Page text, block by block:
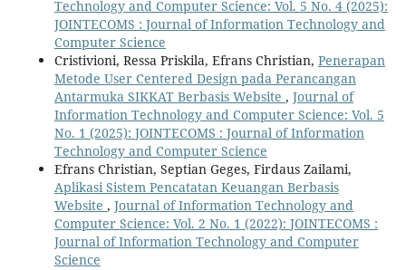
Technology and Computer Science: Vol. 5 No. 4 (2025):
JOINTECOMS : Journal of Information Technology and
Computer Science
Cristivioni, Ressa Priskila, Efrans Christian, Penerapan
Metode User Centered Design pada Perancangan
Antarmuka SIKKAT Berbasis Website , Journal of
Information Technology and Computer Science: Vol. 5
No. 1 (2025): JOINTECOMS : Journal of Information
Technology and Computer Science
Efrans Christian, Septian Geges, Firdaus Zailami,
Aplikasi Sistem Pencatatan Keuangan Berbasis
Website , Journal of Information Technology and
Computer Science: Vol. 2 No. 1 (2022): JOINTECOMS :
Journal of Information Technology and Computer
Science